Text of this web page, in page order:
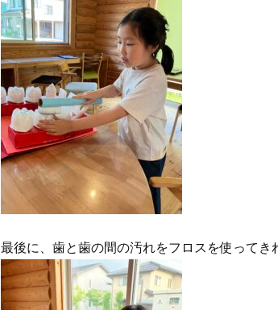
最後に、歯と歯の間の汚れをフロスを使ってき